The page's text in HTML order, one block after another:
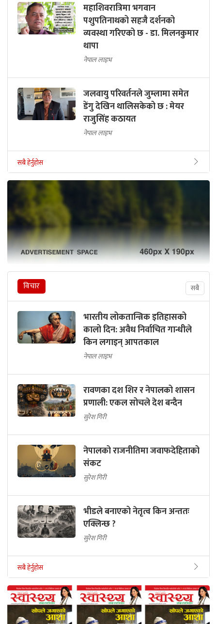
महाशिवरात्रिमा भगवान
पशुपतिनाथको सहजै दर्शनको
व्यवस्था गरिएको छ - डा. मिलनकुमार
थापा
नेपाल लाइभ
जलवायु परिवर्तनले जुम्लामा समेत
डेंगु देखिन थालिसकेको छ : मेयर
राजुसिंह कठायत
नेपाल लाइभ
सबै हेर्नुहोस
विचार सबै
भारतीय लोकतान्त्रिक इतिहासको
कालो दिन: अवैध निर्वाचित गान्धीले
किन लगाइन् आपतकाल
नेपाल लाइभ
रावणका दश शिर र नेपालको शासन
प्रणाली: एकल सोचले देश बन्दैन
सुरेश गिरी
नेपालको राजनीतिमा जवाफदेहिताको
संकट
सुरेश गिरी
भीडले बनाएको नेतृत्व किन अन्ततः
एक्लिन्छ ?
सुरेश गिरी
सबै हेर्नुहोस